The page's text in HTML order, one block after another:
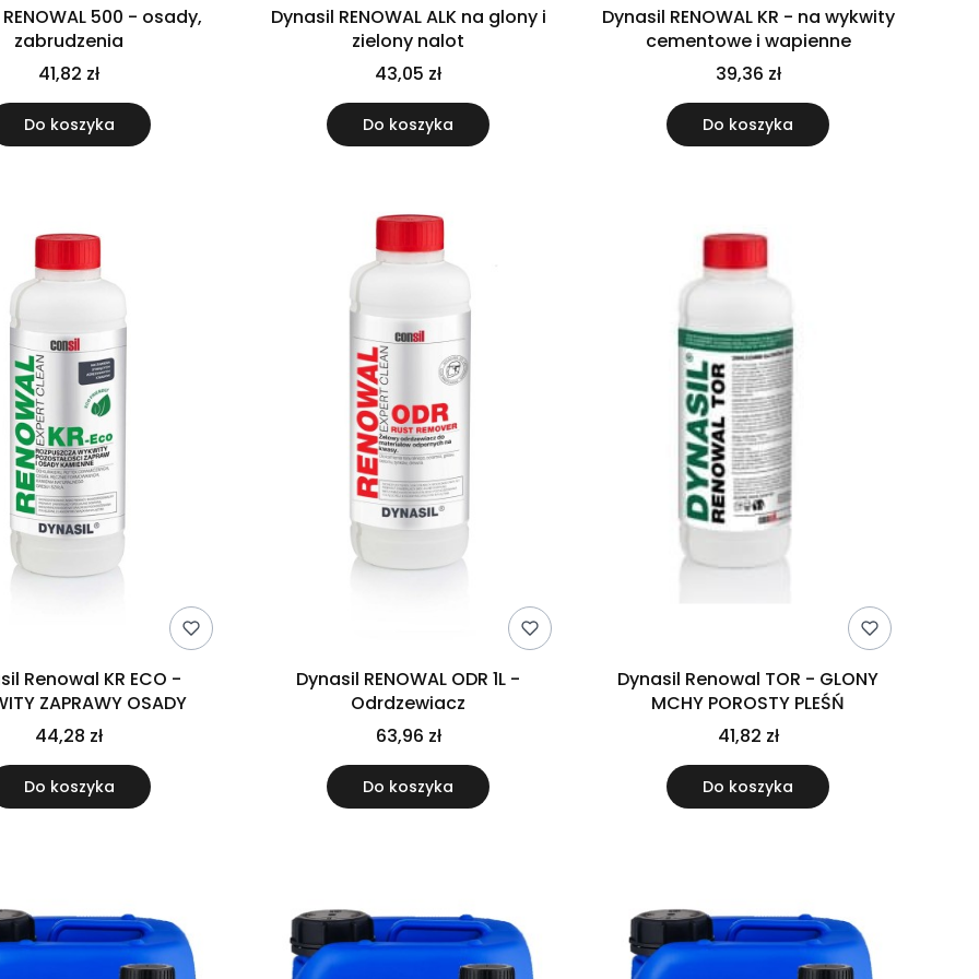
500 - osady,
zabrudzenia
41,82 zł
Do koszyka
Dynasil RENOWAL ALK na glony i
zielony nalot
43,05 zł
Do koszyka
Dynasil RENOWAL KR - na wykwity
cementowe i wapienne
39,36 zł
Do koszyka
Renowal KR ECO -
ZAPRAWY OSADY
44,28 zł
Do koszyka
Dynasil RENOWAL ODR 1L -
Odrdzewiacz
63,96 zł
Do koszyka
Dynasil Renowal TOR - GLONY
MCHY POROSTY PLEŚŃ
41,82 zł
Do koszyka